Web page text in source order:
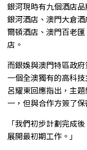
銀河現時有九個酒店
銀河酒店、澳門大倉
爾頓酒店、澳門百老
店。
而銀娛與澳門特區政
一個全澳獨有的高科
呂耀東回應指出，主
一，但與合作方簽了保
「我們初步計劃完成
展開最初期工作。」